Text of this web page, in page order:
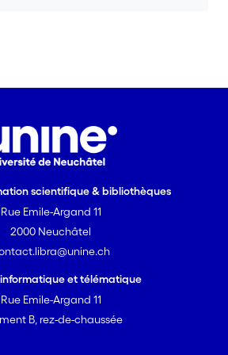
mesures pour évaluer les éléments
pensée divergente et convergente
conspirationnistes sont plus
sémantiquement divergents
mais moins adaptés à
contexte et moins variables que les
indiquent un déséquilibre entre
divergente et la pensée
et peuvent expliquer
scientifique & bibliothèques
Rue Emile-Argand 11
2000 Neuchâtel
et télématique
Rue Emile-Argand 11
B, rez-de-chaussée